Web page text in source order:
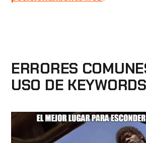
ERRORES
USO DE KEYWORDS